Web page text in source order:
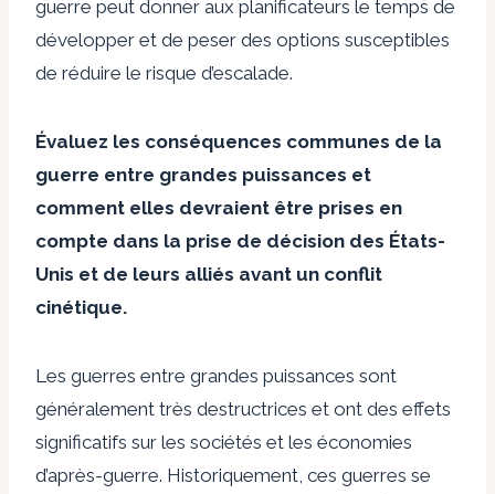
guerre peut donner aux planificateurs le temps de
développer et de peser des options susceptibles
de réduire le risque d’escalade.
Évaluez les conséquences communes de la
guerre entre grandes puissances et
comment elles devraient être prises en
compte dans la prise de décision des États-
Unis et de leurs alliés avant un conflit
cinétique.
Les guerres entre grandes puissances sont
généralement très destructrices et ont des effets
significatifs sur les sociétés et les économies
d’après-guerre. Historiquement, ces guerres se